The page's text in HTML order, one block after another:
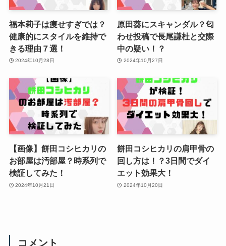
福本莉子は痩せすぎでは？
健康的にスタイルを維持で
きる理由７選！
2024年10月28日
原田葵にスキャンダル？匂
わせ投稿で長尾謙杜と交際
中の疑い！？
2024年10月27日
【画像】餅田コシヒカリの
お部屋は汚部屋？時系列で
検証してみた！
2024年10月21日
餅田コシヒカリの肩甲骨の
回し方は！？3日間でダイ
エット効果大！
2024年10月20日
コメント